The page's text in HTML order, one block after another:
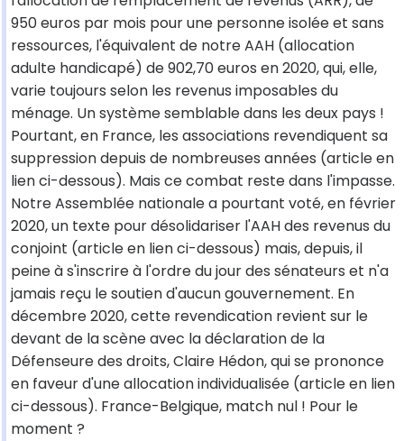
950 euros par mois pour une personne isolée et sans
ressources, l'équivalent de notre AAH (allocation
adulte handicapé) de 902,70 euros en 2020, qui, elle,
varie toujours selon les revenus imposables du
ménage. Un système semblable dans les deux pays !
Pourtant, en France, les associations revendiquent sa
suppression depuis de nombreuses années (article en
lien ci-dessous). Mais ce combat reste dans l'impasse.
Notre Assemblée nationale a pourtant voté, en février
2020, un texte pour désolidariser l'AAH des revenus du
conjoint (article en lien ci-dessous) mais, depuis, il
peine à s'inscrire à l'ordre du jour des sénateurs et n'a
jamais reçu le soutien d'aucun gouvernement. En
décembre 2020, cette revendication revient sur le
devant de la scène avec la déclaration de la
Défenseure des droits, Claire Hédon, qui se prononce
en faveur d'une allocation individualisée (article en lien
ci-dessous). France-Belgique, match nul ! Pour le
moment ?